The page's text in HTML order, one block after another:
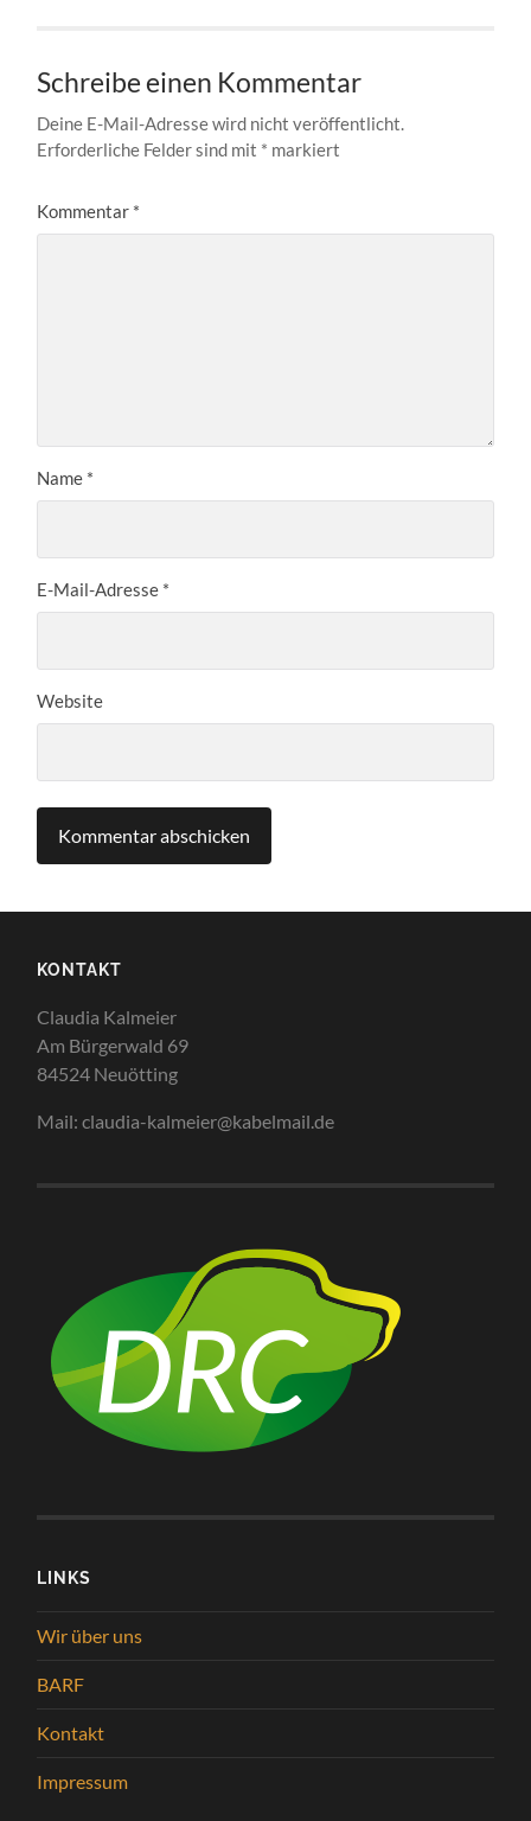
Schreibe einen Kommentar
Deine E-Mail-Adresse wird nicht veröffentlicht.
Erforderliche Felder sind mit * markiert
Kommentar *
Name *
E-Mail-Adresse *
Website
KONTAKT
Claudia Kalmeier
Am Bürgerwald 69
84524 Neuötting
Mail: claudia-kalmeier@kabelmail.de
LINKS
Wir über uns
BARF
Kontakt
Impressum